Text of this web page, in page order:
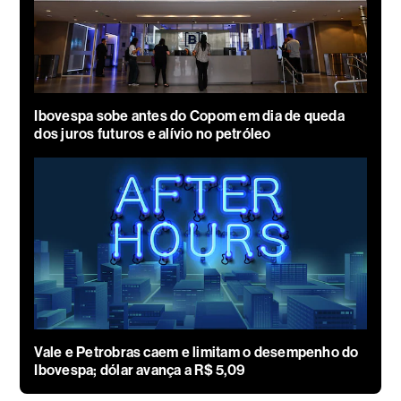
Ibovespa sobe antes do Copom em dia de queda
dos juros futuros e alívio no petróleo
Vale e Petrobras caem e limitam o desempenho do
Ibovespa; dólar avança a R$ 5,09